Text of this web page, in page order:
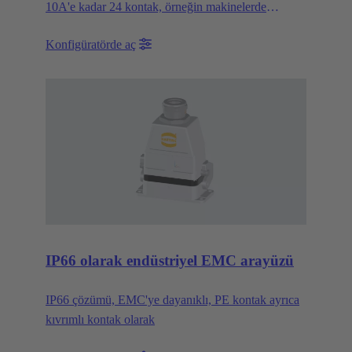
10A'e kadar 24 kontak, örneğin makinelerde
Konfigüratörde aç
IP66 olarak endüstriyel EMC arayüzü
IP66 çözümü, EMC'ye dayanıklı, PE kontak ayrıca
kıvrımlı kontak olarak